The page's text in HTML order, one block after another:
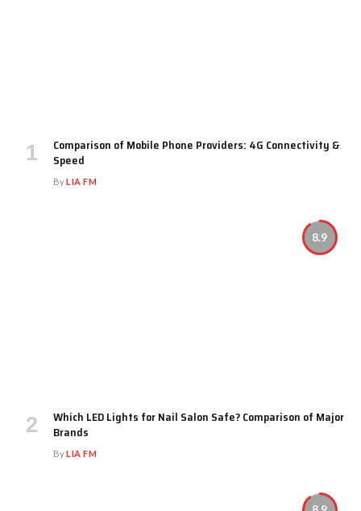
Comparison of Mobile Phone Providers: 4G Connectivity &
Speed
ByLIA FM
8.9
Which LED Lights for Nail Salon Safe? Comparison of Major
Brands
ByLIA FM